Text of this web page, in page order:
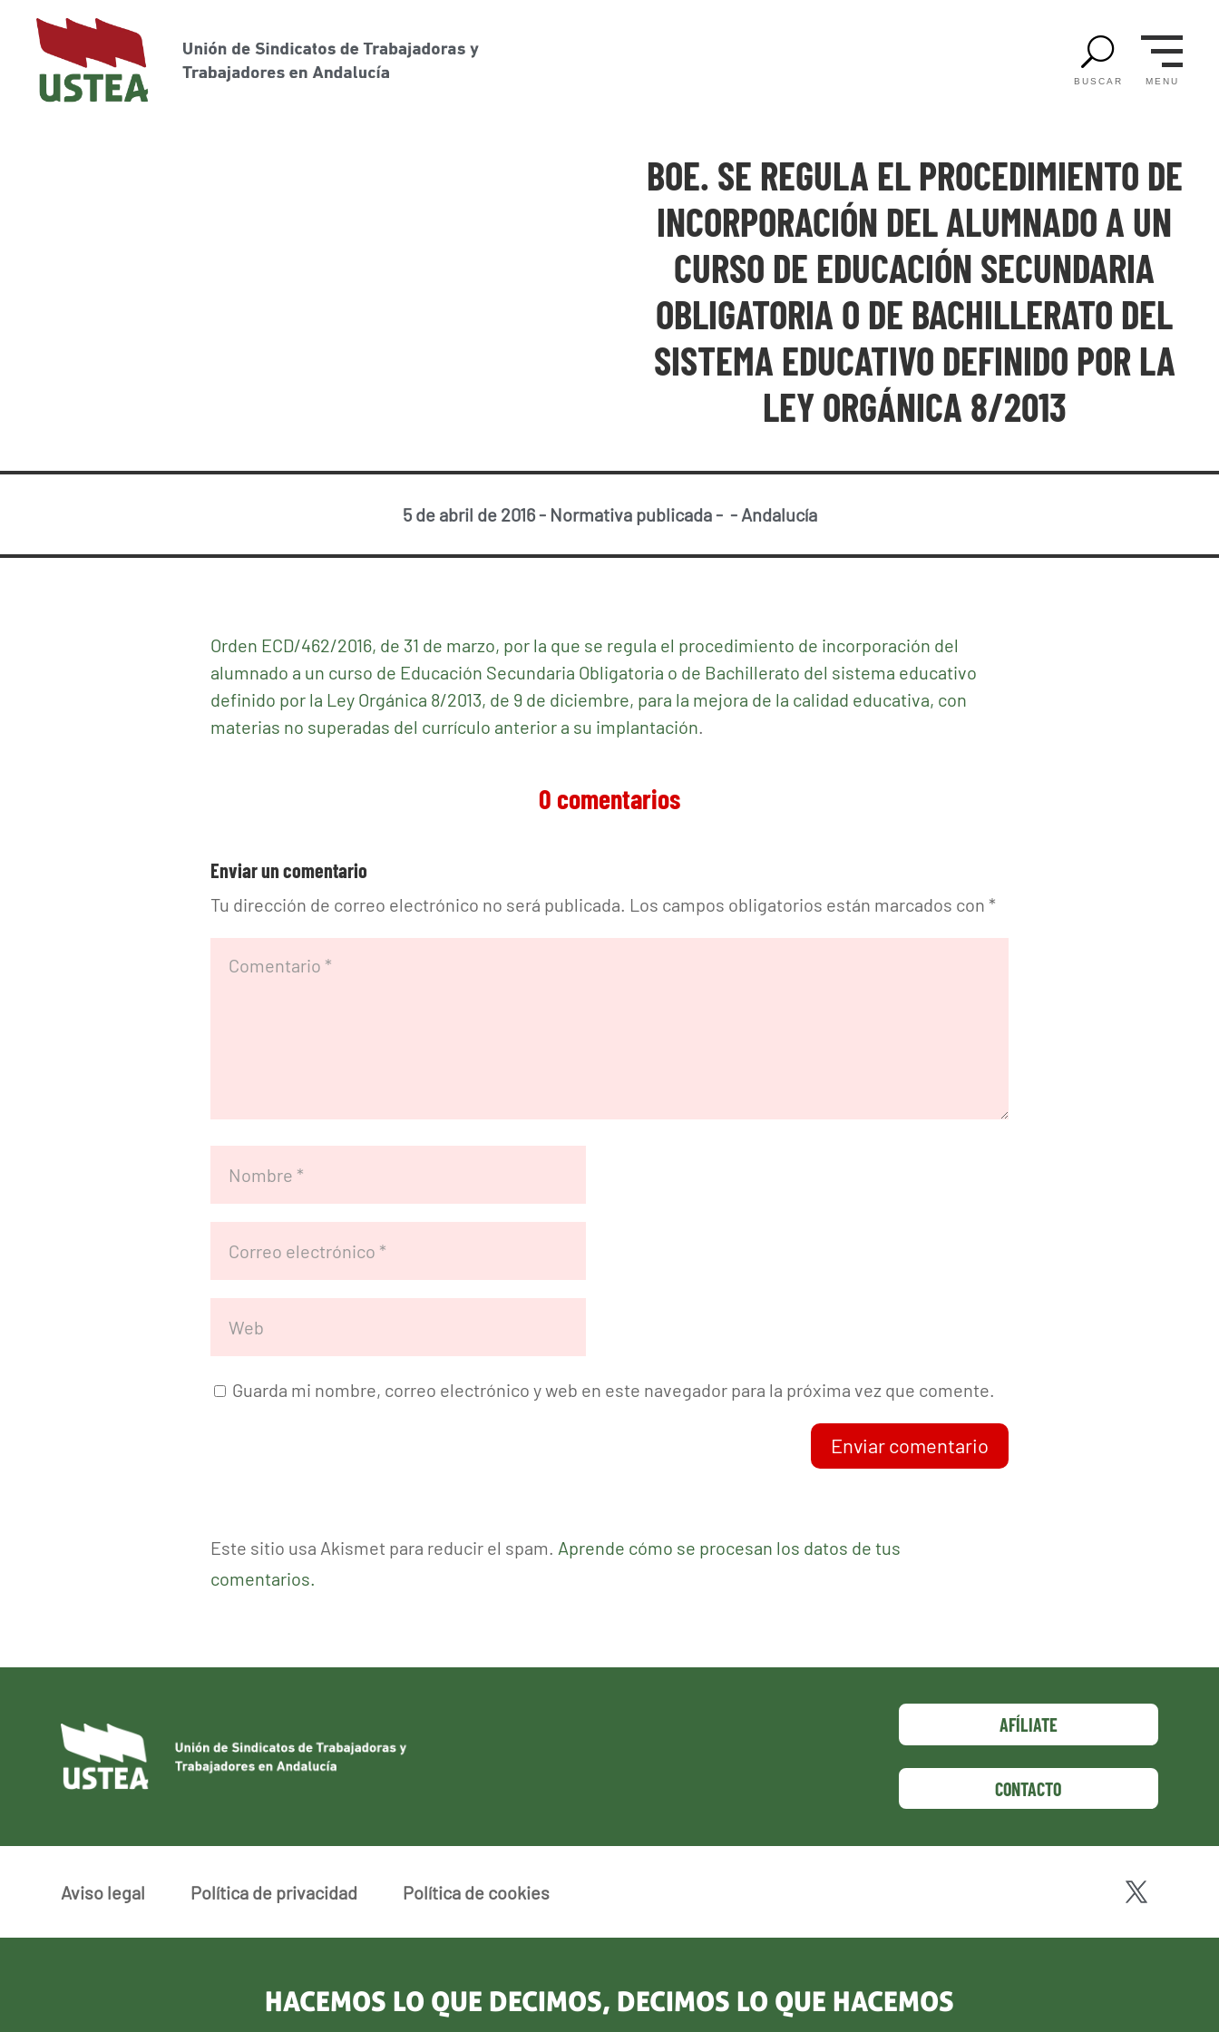
U
BUSCAR MENU
BOE. SE REGULA EL PROCEDIMIENTO DE
INCORPORACIÓN DEL ALUMNADO A UN
CURSO DE EDUCACIÓN SECUNDARIA
OBLIGATORIA O DE BACHILLERATO DEL
SISTEMA EDUCATIVO DEFINIDO POR LA
LEY ORGÁNICA 8/2013
5 de abril de 2016- Normativa publicada- - Andalucía
Orden ECD/462/2016, de 31 de marzo, por la que se regula el procedimiento de incorporación del
alumnado a un curso de Educación Secundaria Obligatoria o de Bachillerato del sistema educativo
definido por la Ley Orgánica 8/2013, de 9 de diciembre, para la mejora de la calidad educativa, con
materias no superadas del currículo anterior a su implantación
0 comentarios
Enviar un comentario
Tu dirección de correo electrónico no será publicada. Los campos obligatorios están marcados con *
Guarda mi nombre, correo electrónico y web en este navegador para la próxima vez que comente.
Enviar comentario
Este sitio usa Akismet para reducir el spam. Aprende cómo se procesan los datos de tus
comentarios.
AFÍLIATE
CONTACTO
Aviso legal Política de privacidad Política de cookies
HACEMOS LO QUE DECIMOS, DECIMOS LO QUE HACEMOS